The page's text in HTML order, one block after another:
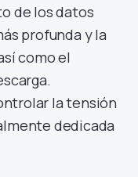
de los datos
profunda y la
como el
la tensión
dedicada